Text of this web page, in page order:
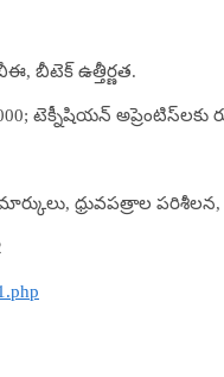
బీటెక్‌ ఉత్తీర్ణత.
టెక్నీషియన్‌ అప్రెంటిస్‌లకు
మార్కులు, ధ్రువపత్రాల